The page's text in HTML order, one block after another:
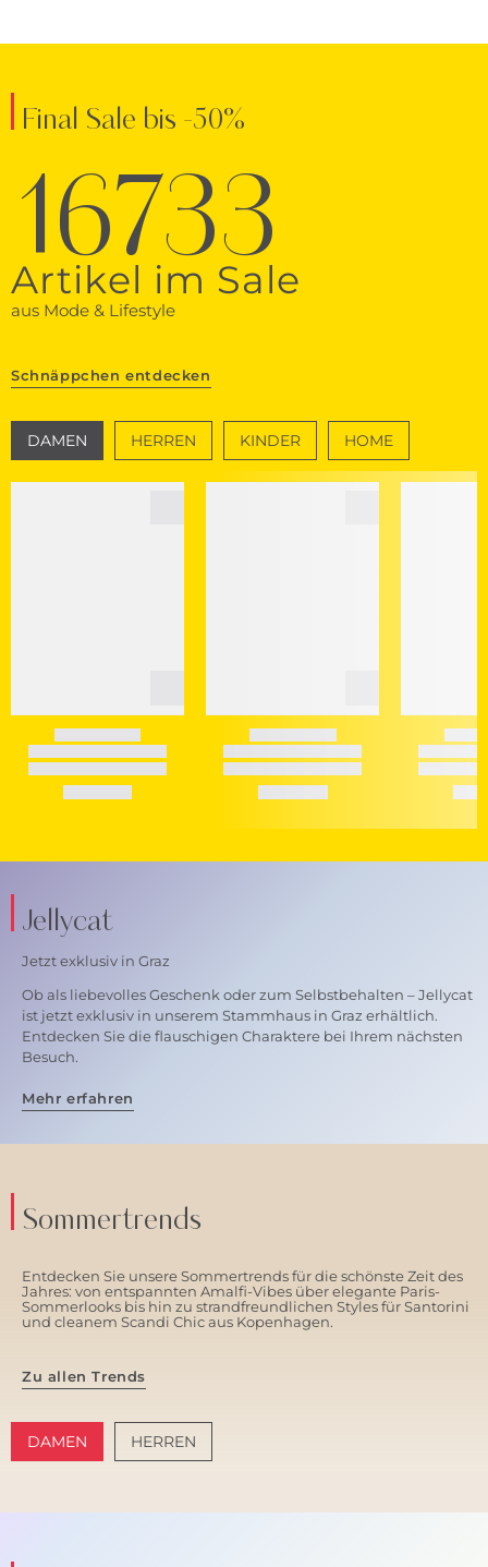
Final Sale bis -50%
16733
Artikel im Sale
aus Mode & Lifestyle
Schnäppchen entdecken
DAMEN HERREN KINDER HOME
Jellycat
Jetzt exklusiv in Graz
Ob als liebevolles Geschenk oder zum Selbstbehalten – Jellycat
ist jetzt exklusiv in unserem Stammhaus in Graz erhältlich.
Entdecken Sie die flauschigen Charaktere bei Ihrem nächsten
Besuch.
Mehr erfahren
Sommertrends
Entdecken Sie unsere Sommertrends für die schönste Zeit des
Jahres: von entspannten Amalfi-Vibes über elegante Paris-
Sommerlooks bis hin zu strandfreundlichen Styles für Santorini
und cleanem Scandi Chic aus Kopenhagen.
Zu allen Trends
DAMEN HERREN